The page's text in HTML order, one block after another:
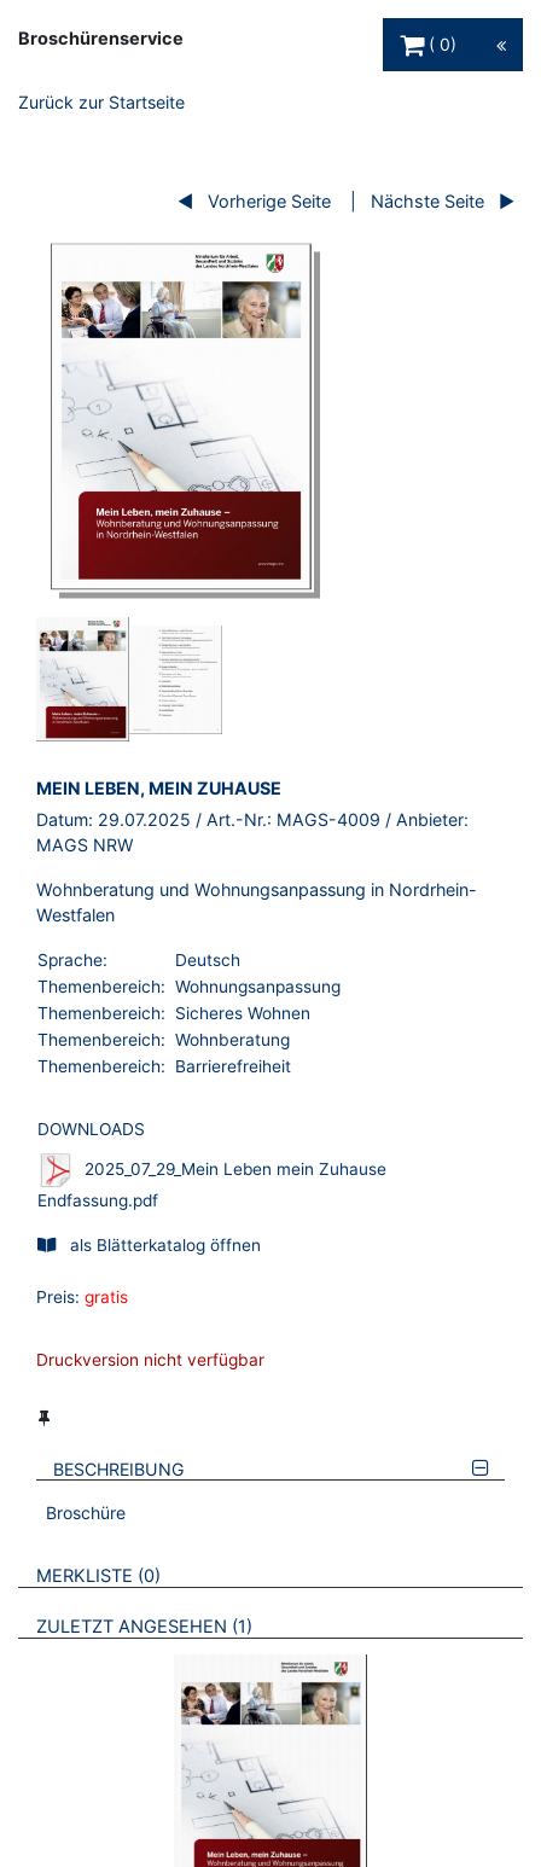
Broschürenservice
0
Zurück zur Startseite
Vorherige Seite Nächste Seite
BROSCHÜRE:
MEIN LEBEN, MEIN ZUHAUSE
Datum: 29.07.2025 / Art.-Nr.: MAGS-4009 / Anbieter:
MAGS NRW
Wohnberatung und Wohnungsanpassung in Nordrhein-
Westfalen
Sprache:
Deutsch
Themenbereich: Wohnungsanpassung
Themenbereich:
Sicheres Wohnen
Themenbereich: Wohnberatung
Themenbereich:
Barrierefreiheit
DOWNLOADS
2025_07_29_Mein Leben mein Zuhause
Endfassung.pdf
als Blätterkatalog öffnen
Preis: gratis
Druckversion nicht verfügbar
BESCHREIBUNG
Broschüre
VERWEISE AUF VERMERKTE- ODER ZULETZT ANGESEHENE
MERKLISTE 0 BROSCHÜREN
ZULETZT ANGESEHEN 1 BROSCHÜREN